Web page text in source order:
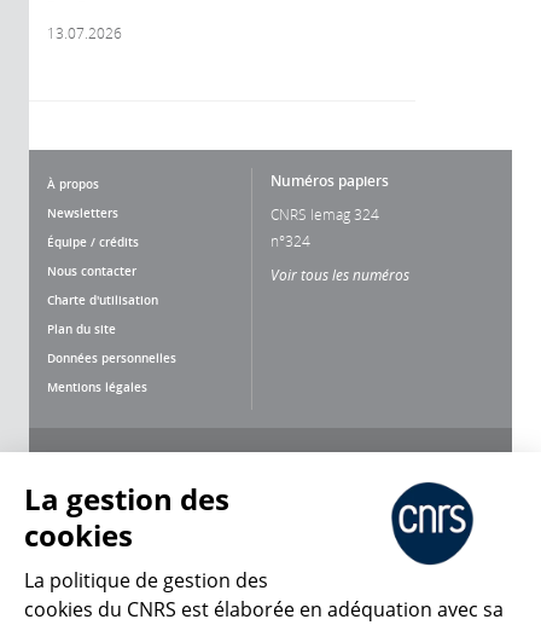
13.07.2026
À propos
Newsletters
Équipe / crédits
Nous contacter
Charte d'utilisation
Plan du site
Données personnelles
Mentions légales
Numéros papiers
CNRS lemag 324
n°324
Voir tous les numéros
La gestion des
cookies
La politique de gestion des
cookies du CNRS est élaborée en adéquation avec sa